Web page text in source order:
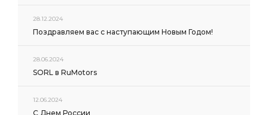
28.12.2024
Поздравляем вас с наступающим Новым Годом!
28.06.2024
SORL в RuMotors
12.06.2024
С Днем России